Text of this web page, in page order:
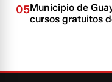
05Municipio de
cursos gratuitos